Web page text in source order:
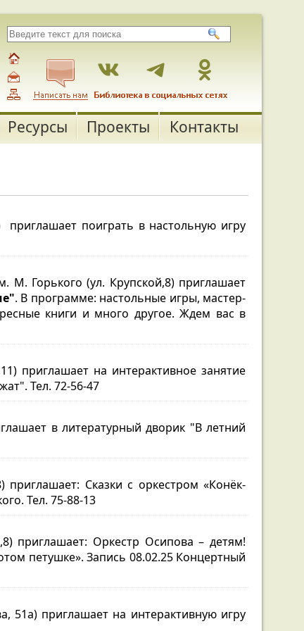
Ресурсы Проекты Контакты
поиграть в настольную игру
М. Горького (ул. Крупской,8) приглашает
. В программе: настольные игры, мастер-
книги и много другое. Ждем вас в
приглашает на интерактивное занятие
Тел. 72-56-47
в литературный дворик "В летний
Сказки с оркестром «Конёк-
Тел. 75-88-13
приглашает: Оркестр Осипова – детям!
петушке». Запись 08.02.25 Концертный
51а) приглашает на интерактивную игру